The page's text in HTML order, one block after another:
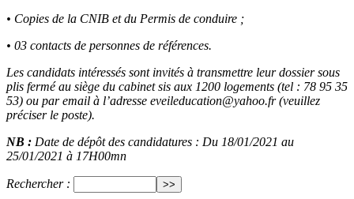
• Copies de la CNIB et du Permis de conduire ;
• 03 contacts de personnes de références.
Les candidats intéressés sont invités à transmettre leur dossier sous
plis fermé au siège du cabinet sis aux 1200 logements (tel : 78 95 35
53) ou par email à l’adresse eveileducation@yahoo.fr (veuillez
préciser le poste).
NB : Date de dépôt des candidatures : Du 18/01/2021 au
25/01/2021 à 17H00mn
Rechercher :